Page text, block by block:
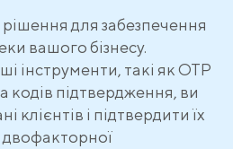
для забезпечення
вашого бізнесу.
інструменти, такі як OTP
кодів підтвердження, ви
клієнтів і підтвердити їх